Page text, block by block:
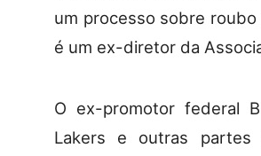
um processo sobre
é um ex-diretor da
O ex-promotor federal
Lakers e outras partes